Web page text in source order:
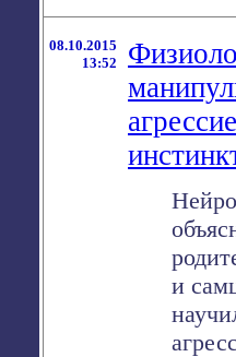
08.10.2015
13:52
и